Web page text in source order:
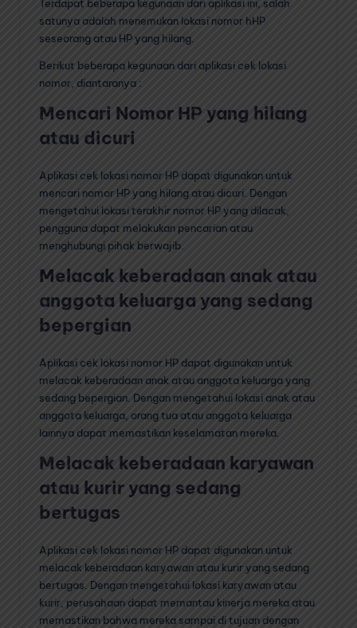
Terdapat beberapa kegunaan dari aplikasi ini, salah
satunya adalah menemukan lokasi nomor hHP
seseorang atau HP yang hilang.
Berikut beberapa kegunaan dari aplikasi cek lokasi
nomor, diantaranya :
Mencari Nomor HP yang hilang
atau dicuri
Aplikasi cek lokasi nomor HP dapat digunakan untuk
mencari nomor HP yang hilang atau dicuri. Dengan
mengetahui lokasi terakhir nomor HP yang dilacak,
pengguna dapat melakukan pencarian atau
menghubungi pihak berwajib.
Melacak keberadaan anak atau
anggota keluarga yang sedang
bepergian
Aplikasi cek lokasi nomor HP dapat digunakan untuk
melacak keberadaan anak atau anggota keluarga yang
sedang bepergian. Dengan mengetahui lokasi anak atau
anggota keluarga, orang tua atau anggota keluarga
lainnya dapat memastikan keselamatan mereka.
Melacak keberadaan karyawan
atau kurir yang sedang
bertugas
Aplikasi cek lokasi nomor HP dapat digunakan untuk
melacak keberadaan karyawan atau kurir yang sedang
bertugas. Dengan mengetahui lokasi karyawan atau
kurir, perusahaan dapat memantau kinerja mereka atau
memastikan bahwa mereka sampai di tujuan dengan